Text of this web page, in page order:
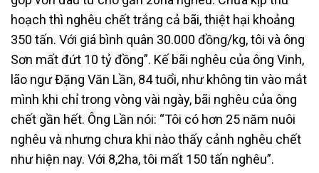
hoạch thì nghêu chết trắng cả bãi, thiệt hại khoảng
350 tấn. Với giá bình quân 30.000 đồng/kg, tôi và ông
Sơn mất đứt 10 tỷ đồng”. Kế bãi nghêu của ông Vinh,
lão ngư Đặng Văn Lần, 84 tuổi, như không tin vào mắt
mình khi chỉ trong vòng vài ngày, bãi nghêu của ông
chết gần hết. Ông Lần nói: “Tôi có hơn 25 năm nuôi
nghêu và nhưng chưa khi nào thấy cảnh nghêu chết
như hiện nay. Với 8,2ha, tôi mất 150 tấn nghêu”.